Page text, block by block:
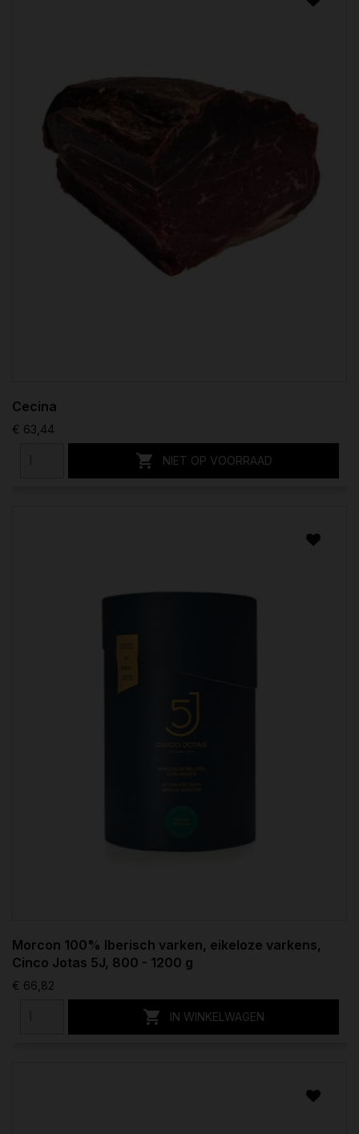
Cecina
€ 63,44
 NIET OP VOORRAAD
Morcon 100% Iberisch varken, eikeloze varkens,
Cinco Jotas 5J, 800 - 1200 g
€ 66,82
 IN WINKELWAGEN